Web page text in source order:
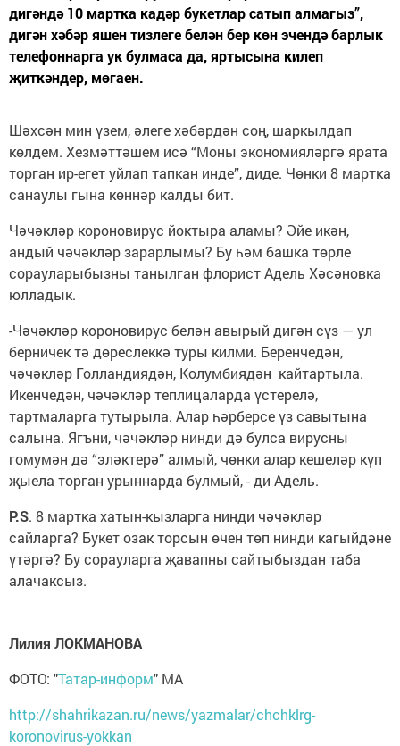
дигәндә 10 мартка кадәр букетлар сатып алмагыз”,
дигән хәбәр яшен тизлеге белән бер көн эчендә барлык
телефоннарга ук булмаса да, яртысына килеп
җиткәндер, мөгаен.
Шәхсән мин үзем, әлеге хәбәрдән соң, шаркылдап
көлдем. Хезмәттәшем исә “Моны экономияләргә ярата
торган ир-егет уйлап тапкан инде”, диде. Чөнки 8 мартка
санаулы гына көннәр калды бит.
Чәчәкләр короновирус йоктыра аламы? Әйе икән,
андый чәчәкләр зарарлымы? Бу һәм башка төрле
сорауларыбызны танылган флорист Адель Хәсәновка
юлладык.
-Чәчәкләр короновирус белән авырый дигән сүз — ул
берничек тә дөреслеккә туры килми. Беренчедән,
чәчәкләр Голландиядән, Колумбиядән кайтартыла.
Икенчедән, чәчәкләр теплицаларда үстерелә,
тартмаларга тутырыла. Алар һәрберсе үз савытына
салына. Ягъни, чәчәкләр нинди дә булса вирусны
гомумән дә “эләктерә” алмый, чөнки алар кешеләр күп
җыела торган урыннарда булмый, - ди Адель.
P.S. 8 мартка хатын-кызларга нинди чәчәкләр
сайларга? Букет озак торсын өчен төп нинди кагыйдәне
үтәргә? Бу сорауларга җавапны сайтыбыздан таба
алачаксыз.
Лилия ЛОКМАНОВА
ФОТО: "Татар-информ" МА
http://shahrikazan.ru/news/yazmalar/chchklrg-
koronovirus-yokkan